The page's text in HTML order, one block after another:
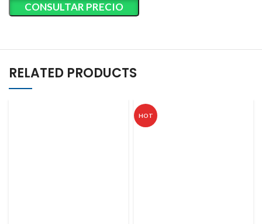
CONSULTAR PRECIO
RELATED PRODUCTS
HOT